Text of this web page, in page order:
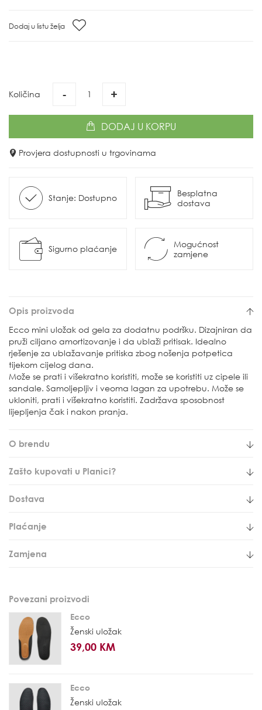
Dodaj u listu želja
Količina - +
DODAJ U KORPU
Provjera dostupnosti u trgovinama
Stanje: Dostupno
Besplatna
dostava
Sigurno plaćanje
Mogućnost
zamjene
Opis proizvoda
Ecco mini uložak od gela za dodatnu podršku. Dizajniran da
pruži ciljano amortizovanje i da ublaži pritisak. Idealno
rješenje za ublažavanje pritiska zbog nošenja potpetica
tijekom cijelog dana.
Može se prati i višekratno koristiti, može se koristiti uz cipele ili
sandale. Samoljepljiv i veoma lagan za upotrebu. Može se
ukloniti, prati i višekratno koristiti. Zadržava sposobnost
lijepljenja čak i nakon pranja.
O brendu
Zašto kupovati u Planici?
Dostava
Plaćanje
Zamjena
Povezani proizvodi
Ecco
Ženski uložak
39,00 KM
Ecco
Ženski uložak